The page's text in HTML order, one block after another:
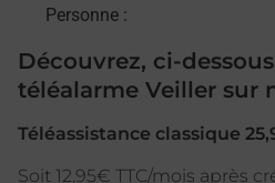
Personne :
Découvrez, ci-
téléalarme Veiller sur
Téléassistance classique
Soit 12,95€ TTC/mois après